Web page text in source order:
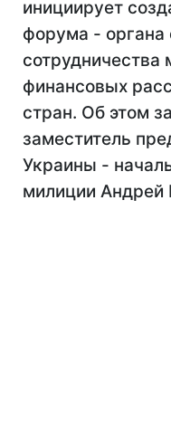
инициирует
форума - органа
финансовых
стран. Об этом
заместитель
Украины -
милиции Андрей